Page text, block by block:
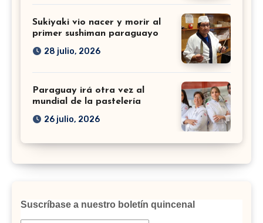
Sukiyaki vio nacer y morir al
primer sushiman paraguayo
28 julio, 2026
Paraguay irá otra vez al
mundial de la pastelería
26 julio, 2026
Suscríbase a nuestro boletín quincenal